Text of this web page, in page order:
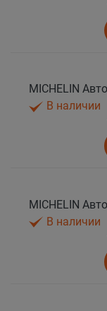
В наличии
В наличии